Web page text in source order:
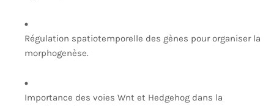
Régulation spatiotemporelle des gènes pour organiser la
morphogenèse.
Importance des voies Wnt et Hedgehog dans la